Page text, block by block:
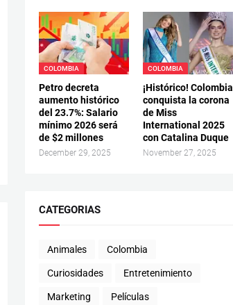
COLOMBIA
Petro decreta
aumento histórico
del 23.7%: Salario
mínimo 2026 será
de $2 millones
December 29, 2025
COLOMBIA
¡Histórico! Colombia
conquista la corona
de Miss
International 2025
con Catalina Duque
November 27, 2025
CATEGORIAS
Animales Colombia
Curiosidades Entretenimiento
Marketing Películas